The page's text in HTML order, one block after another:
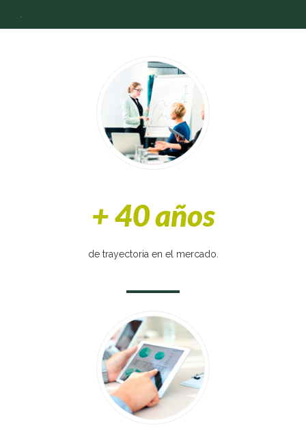
.
+ 40 años
de trayectoria en el mercado.